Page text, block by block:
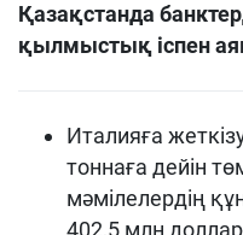
Қазақстанда
қылмыстық іспен
Италияға
тоннаға дейін
мәмілелердің